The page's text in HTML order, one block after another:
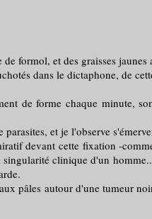
formol, et des graisses
dans le dictaphone, de
forme chaque minute,
et je l'observe
devant cette fixation -
clinique d'un
pâles autour d'une tumeur